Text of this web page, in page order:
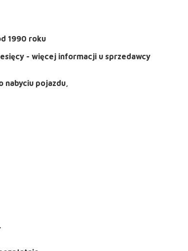
1990 roku
- więcej informacji u sprzedawcy
pojazdu,